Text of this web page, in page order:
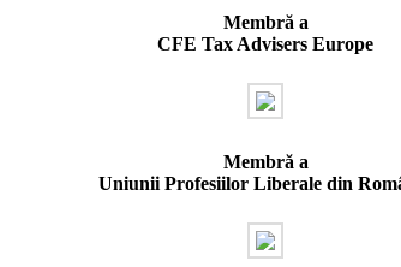
Membră a
CFE Tax Advisers Europe
Membră a
Uniunii Profesiilor Liberale din